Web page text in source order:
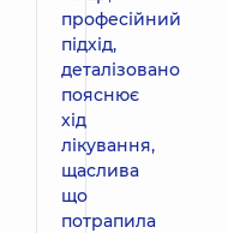
професійний
підхід,
деталізовано
пояснює
хід
лікування,
щаслива
що
потрапила